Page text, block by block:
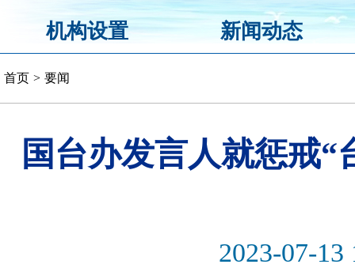
机构设置 新闻动态
首页 > 要闻
国台办发言人就惩戒
2023-07-13